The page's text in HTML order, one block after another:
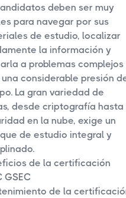
deben ser muy
para navegar por sus
de estudio, localizar
la información y
a problemas complejos
considerable presión
La gran variedad de
desde criptografía hasta
en la nube, exige un
de estudio integral y
de la certificación
GSEC
de la